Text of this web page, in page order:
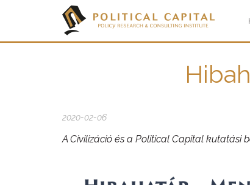
2020-02-06
A Civilizáció és a Political Capital kutatási